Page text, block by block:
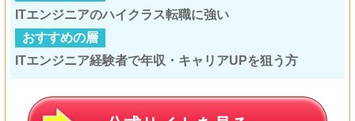
ITエンジニアのハイクラス転職に強い
おすすめの層
ITエンジニア経験者で年収・キャリアUPを狙う方